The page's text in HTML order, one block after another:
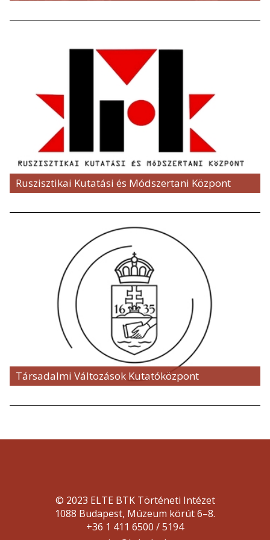
Ruszisztikai Kutatási és Módszertani Központ
Társadalmi Változások Kutatóközpont
© 2023 ELTE BTK Történeti Intézet
1088 Budapest, Múzeum körút 6–8.
+36 1 411 6500 / 5194